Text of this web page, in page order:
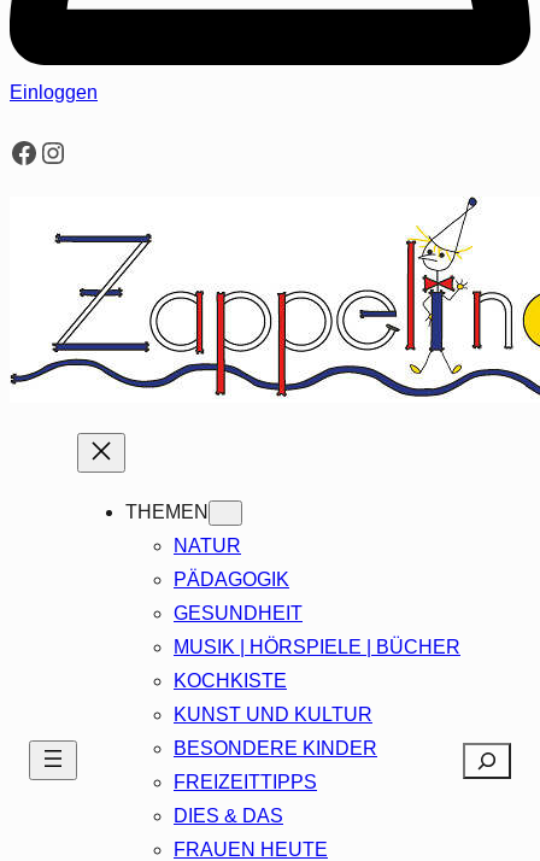
Einloggen
Facebook
Instagram
THEMEN
NATUR
PÄDAGOGIK
GESUNDHEIT
MUSIK | HÖRSPIELE | BÜCHER
KOCHKISTE
KUNST UND KULTUR
BESONDERE KINDER
FREIZEITTIPPS
DIES & DAS
FRAUEN HEUTE
Search